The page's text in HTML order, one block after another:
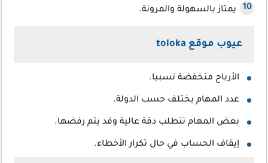
يمتاز بالسهولة والمرونة.
عيوب موقع toloka
الأرباح منخفضة نسبيا.
عدد المهام يختلف حسب الدولة.
بعض المهام تتطلب دقة عالية وقد يتم رفضها.
إيقاف الحساب في حال تكرار الأخطاء.